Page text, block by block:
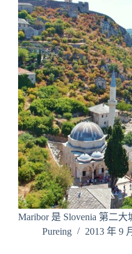
Maribor 是 Slovenia 第二
Pureing
2013 年 9